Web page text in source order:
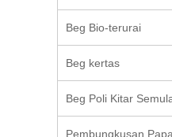
Beg Bio-terurai
Beg kertas
Beg Poli Kitar
Pembungkusan